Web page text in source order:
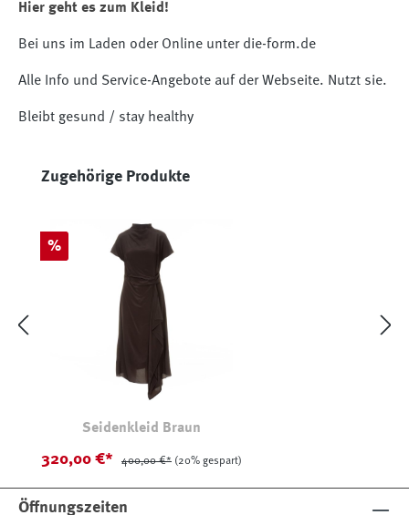
Hier geht es zum Kleid!
Bei uns im Laden oder Online unter die-form.de
Alle Info und Service-Angebote auf der Webseite. Nutzt sie.
Bleibt gesund / stay healthy
Produktgalerie überspringen
Zugehörige Produkte
Rabatt
%
Seidenkleid Braun
320,00 €* 400,00 €* (20% gespart)
Öffnungszeiten